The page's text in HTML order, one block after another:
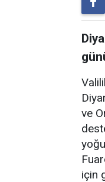
ve
için